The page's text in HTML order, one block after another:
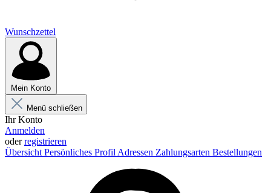
Wunschzettel
Mein Konto
Menü schließen
Ihr Konto
Anmelden
oderregistrieren
Übersicht Persönliches Profil Adressen Zahlungsarten Bestellungen